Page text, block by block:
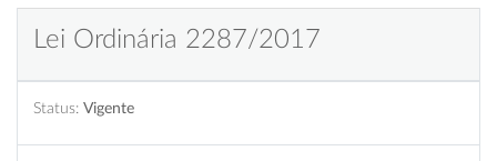
Lei Ordinária 2287/2017
Status: Vigente